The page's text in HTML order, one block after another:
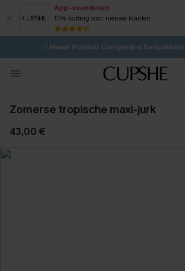
App-voordelen
10% korting voor nieuwe klanten
⚡️LAATSTE KANS | Tot 50%
🩱Meest Populair Corrigerend Badpakken|
💌Abonneer je & ontvang tot 15%
Koop 3, krijg 15% korting | CODE:
Zomerse tropische maxi-jurk
43,00 €